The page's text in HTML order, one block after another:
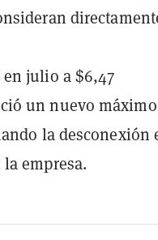
en julio a $6,47
un nuevo máximo
la desconexión
empresa.